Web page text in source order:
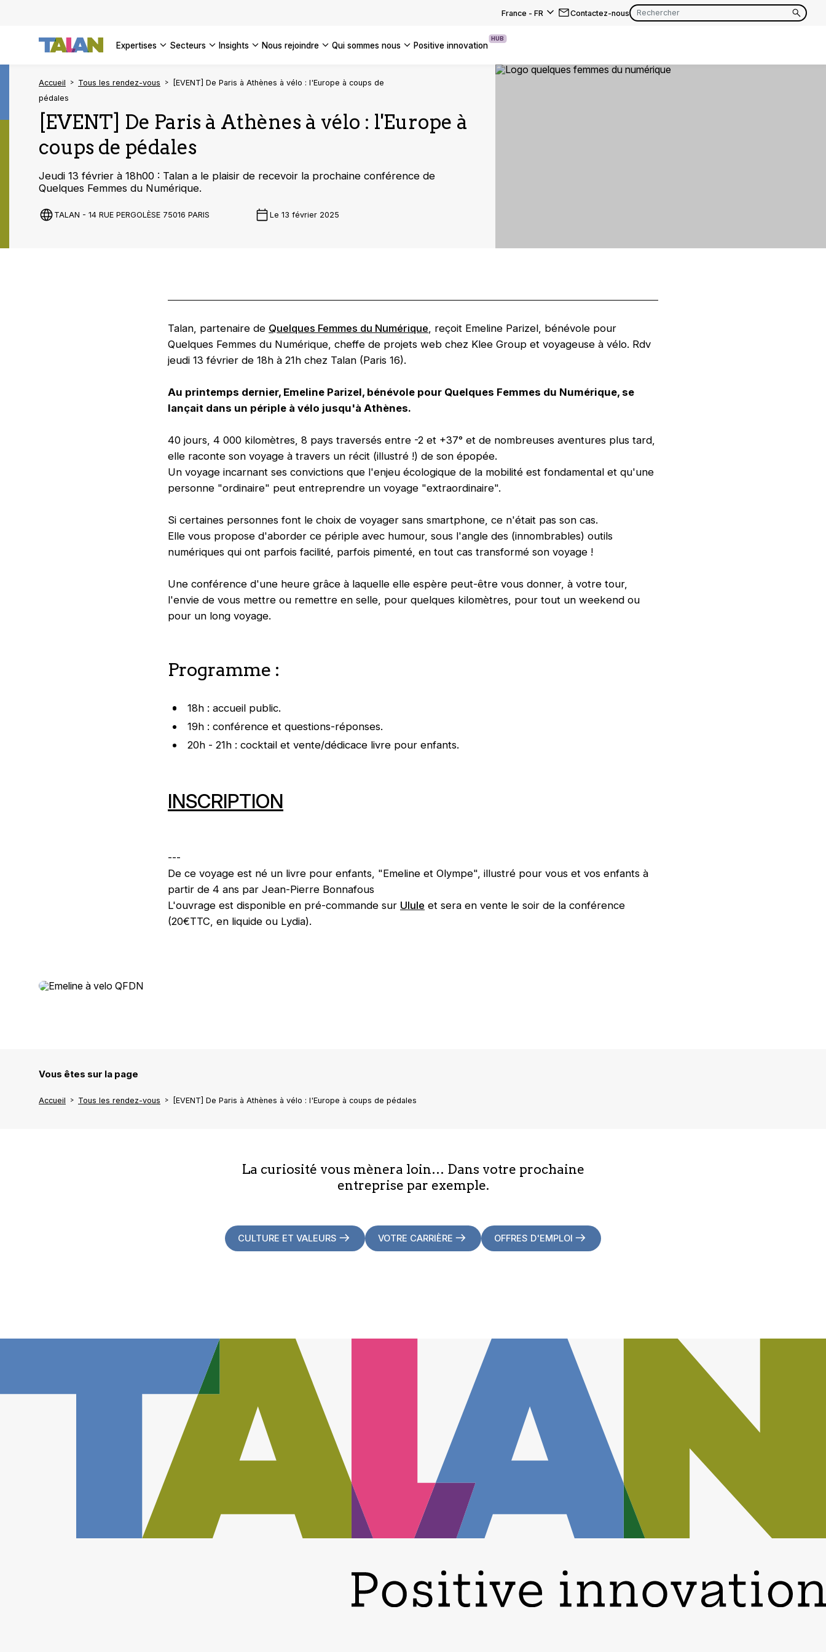
France - FR
EN FR
France
Contactez-nous
expertises secteurs insights
VOIR TOUS NOS INSIGHTS
VOIR TOUS LES CAS CLIENTS
nous rejoindre qui sommes nous positive innovation
HUB
Accueil Tous les rendez-vous
[EVENT] De Paris à Athènes à vélo : l'Europe à coups de
pédales
[EVENT] De Paris à Athènes à vélo : l'Europe à
coups de pédales
Jeudi 13 février à 18h00 : Talan a le plaisir de recevoir la prochaine conférence de
Quelques Femmes du Numérique.
TALAN - 14 RUE PERGOLÈSE 75016 PARIS Le 13 février 2025
Talan, partenaire de Quelques Femmes du Numérique , reçoit Emeline Parizel, bénévole pour
Quelques Femmes du Numérique, cheffe de projets web chez Klee Group et voyageuse à vélo. Rdv
jeudi 13 février de 18h à 21h chez Talan (Paris 16).
Au printemps dernier, Emeline Parizel, bénévole pour Quelques Femmes du Numérique, se
lançait dans un périple à vélo jusqu'à Athènes.
40 jours, 4 000 kilomètres, 8 pays traversés entre -2 et +37° et de nombreuses aventures plus tard,
elle raconte son voyage à travers un récit (illustré !) de son épopée.
Un voyage incarnant ses convictions que l'enjeu écologique de la mobilité est fondamental et qu'une
personne "ordinaire" peut entreprendre un voyage "extraordinaire".
Si certaines personnes font le choix de voyager sans smartphone, ce n'était pas son cas.
Elle vous propose d'aborder ce périple avec humour, sous l'angle des (innombrables) outils
numériques qui ont parfois facilité, parfois pimenté, en tout cas transformé son voyage !
Une conférence d'une heure grâce à laquelle elle espère peut-être vous donner, à votre tour,
l'envie de vous mettre ou remettre en selle, pour quelques kilomètres, pour tout un weekend ou
pour un long voyage.
Programme :
18h : accueil public.
19h : conférence et questions-réponses.
20h - 21h : cocktail et vente/dédicace livre pour enfants.
INSCRIPTION
---
De ce voyage est né un livre pour enfants, "Emeline et Olympe", illustré pour vous et vos enfants à
partir de 4 ans par Jean-Pierre Bonnafous
L'ouvrage est disponible en pré-commande sur Ulule et sera en vente le soir de la conférence
(20€TTC, en liquide ou Lydia).
Vous êtes sur la page
Accueil Tous les rendez-vous [EVENT] De Paris à Athènes à vélo : l'Europe à coups de pédales
La curiosité vous mènera loin… Dans votre prochaine
entreprise par exemple.
CULTURE ET VALEURS VOTRE CARRIÈRE OFFRES D'EMPLOI